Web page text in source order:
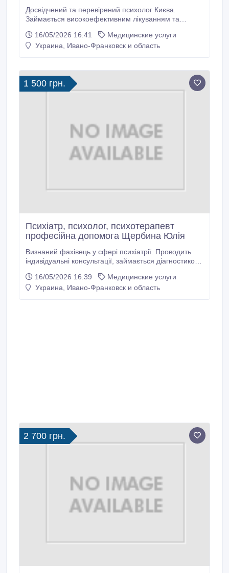
Досвідчений та перевірений психолог Києва.
Займається високоефективним лікуванням та
питань, як нерозуміння, невпевненість у собі, низька
самооцінка, втрата сенсу життя, проблеми у
проблеми.
16/05/2026 16:41
Медицинские услуги
Украина, Ивано-Франковск и область
1 500 грн.
Психіатр, психолог, психотерапевт
професійна допомога Щербина Юлія
Визнаний фахівець у сфері психіатрії. Проводить
індивідуальні консультації, займається діагностикою
пацієнтів. У своїй практиці використовує сучасні
підходи до лікування, поєднуючи медикаментозну
16/05/2026 16:39
Медицинские услуги
Украина, Ивано-Франковск и область
2 700 грн.